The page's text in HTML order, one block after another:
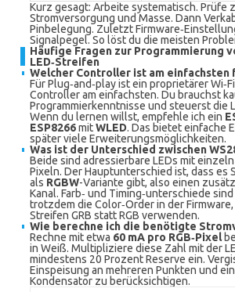
Kurz gesagt: Arbeite systematisch. Prüfe
Stromversorgung und Masse. Dann
Pinbelegung. Zuletzt
Signalpegel. So löst du die meisten
Häufige Fragen zur Programmierung
LED‑Streifen
Welcher Controller ist am einfachsten
Für Plug‑and‑play ist ein proprietärer
Controller am einfachsten. Du brauchst
Programmierkenntnisse und steuerst die
Wenn du lernen willst, empfehle ich ein
ESP8266mitWLED. Das bietet einfache
später viele Erweiterungsmöglichkeiten.
Was ist der Unterschied zwischen
Beide sind adressierbare LEDs mit
Pixeln. Der Hauptunterschied ist, dass es
als RGBW-Variante gibt, also einen
Kanal. Farb‑ und Timing‑unterschiede
trotzdem die Color‑Order in der
Streifen GRB statt RGB verwenden.
Wie berechne ich die benötigte
Rechne mit etwa 60 mA pro RGB‑Pixel
in Weiß. Multipliziere diese Zahl mit der
mindestens 20 Prozent Reserve ein.
Einspeisung an mehreren Punkten und
Kondensator zu berücksichtigen.